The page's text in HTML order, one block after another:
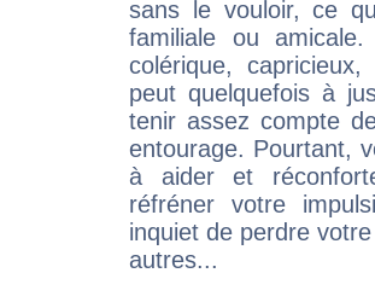
sans le vouloir, ce
familiale ou
colérique,
peut quelquefois à
tenir assez compte
entourage. Pourtant,
à aider et
réfréner votre
inquiet de perdre
autres...